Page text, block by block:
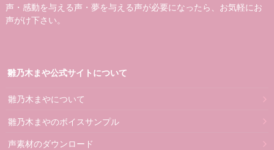
声・感動を与える声・夢を与える声が必要になったら、お気軽にお
声がけ下さい。
雛乃木まや公式サイトについて
雛乃木まやについて
雛乃木まやのボイスサンプル
声素材のダウンロード